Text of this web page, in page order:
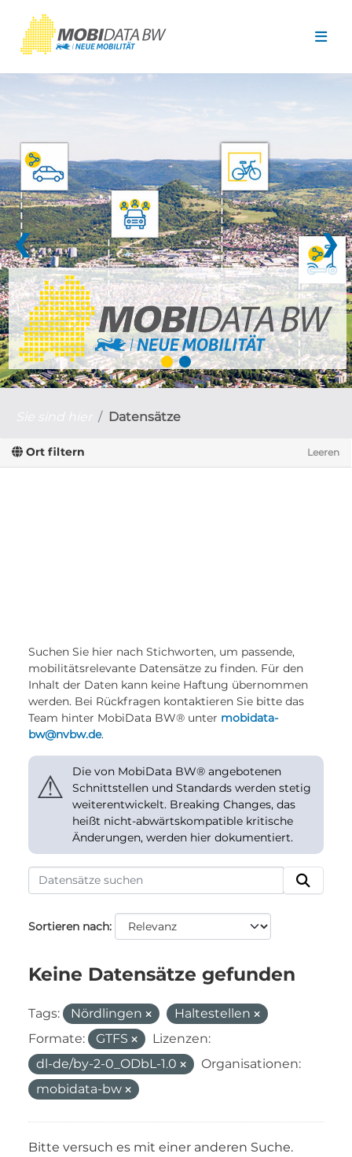
❮ ❯
Datensätze
Ort filtern Leeren
Suchen Sie hier nach Stichworten, um passende,
mobilitätsrelevante Datensätze zu finden. Für den
Inhalt der Daten kann keine Haftung übernommen
werden. Bei Rückfragen kontaktieren Sie bitte das
Team hinter MobiData BW® unter mobidata-
bw@nvbw.de.
⚠
Die von MobiData BW® angebotenen
Schnittstellen und Standards werden stetig
weiterentwickelt. Breaking Changes, das
heißt nicht-abwärtskompatible kritische
Änderungen, werden hier dokumentiert.
Sortieren nach
Keine Datensätze gefunden
Tags: Nördlingen
Haltestellen
Formate:
GTFS
Lizenzen:
dl-de/by-2-0_ODbL-1.0
Organisationen:
mobidata-bw
Bitte versuch es mit einer anderen Suche.